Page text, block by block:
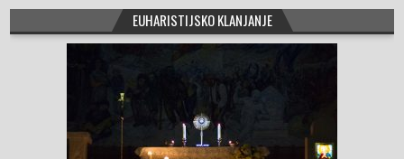
EUHARISTIJSKO KLANJANJE